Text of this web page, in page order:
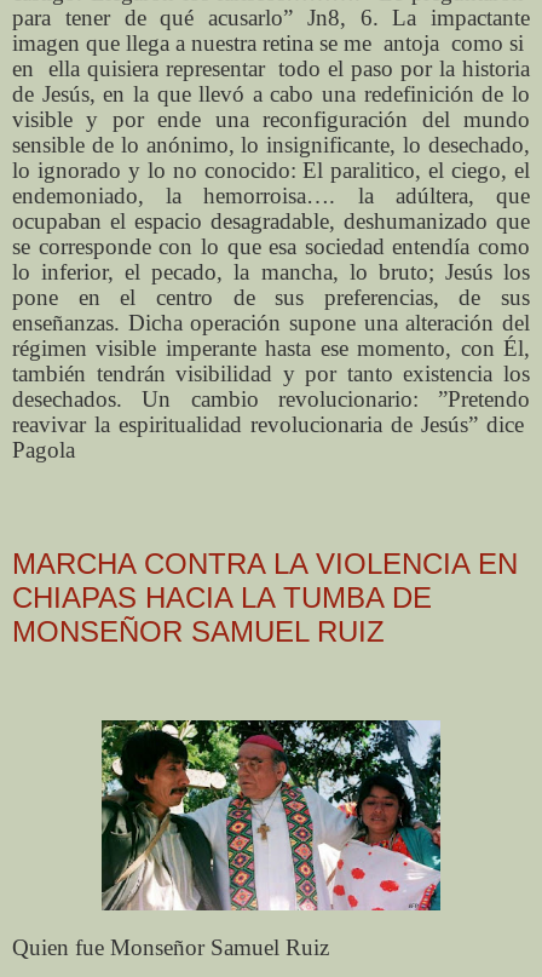
para tener de qué acusarlo” Jn8, 6. La impactante
imagen que llega a nuestra retina se me antoja como si
en ella quisiera representar todo el paso por la historia
de Jesús, en la que llevó a cabo una redefinición de lo
visible y por ende una reconfiguración del mundo
sensible de lo anónimo, lo insignificante, lo desechado,
lo ignorado y lo no conocido: El paralitico, el ciego, el
endemoniado, la hemorroisa…. la adúltera, que
ocupaban el espacio desagradable, deshumanizado que
se corresponde con lo que esa sociedad entendía como
lo inferior, el pecado, la mancha, lo bruto; Jesús los
pone en el centro de sus preferencias, de sus
enseñanzas. Dicha operación supone una alteración del
régimen visible imperante hasta ese momento, con Él,
también tendrán visibilidad y por tanto existencia los
desechados. Un cambio revolucionario: ”Pretendo
reavivar la espiritualidad revolucionaria de Jesús” dice
Pagola
MARCHA CONTRA LA VIOLENCIA EN
CHIAPAS HACIA LA TUMBA DE
MONSEÑOR SAMUEL RUIZ
Quien fue Monseñor Samuel Ruiz